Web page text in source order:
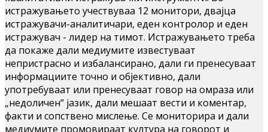
истражувањето учествуваа 12 монитори, двајца
истражувачи-аналитичари, еден контролор и еден
истражувач - лидер на тимот. Истражувањето треба
да покаже дали медиумите известуваат
непристрасно и избалансирано, дали ги пренесуваат
информациите точно и објективно, дали
употребуваат или пренесуваат говор на омраза или
„недоличен“ јазик, дали мешаат вести и коментар,
факти и сопствено мислење. Се мониторира и дали
медиумите промовираат култура на говорот и